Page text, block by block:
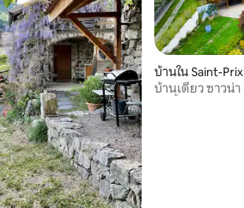
ว บ้านใน Saint-Prix
บ้านเดี่ยว ซาวน่า